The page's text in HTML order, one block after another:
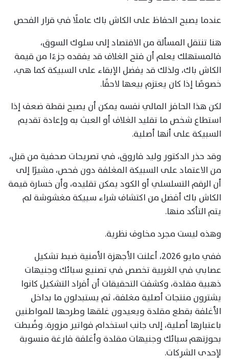
عندما يصبح الحفاظ على الكاش باك عاملًا في قرار الفحص
هنا تنتقل المسألة من الاقتصاد إلى سلوك السوق،
فالمستهلك يعلم أن فتح الغلاف قد يفقده جزءًا من قيمة
الكاش باك، ولذلك قد يفضل الإبقاء على السبيكة كما هي،
خصوصًا إذا كان يعتزم بيعها لاحقًا.
لكن هذا الحافز المالي نفسه يمكن أن يصبح نقطة ضعف إذا
استطاع شخص ما تقليد الغلاف أو العبث به وإعادة تقديم
السبيكة على أنها أصلية.
وقد حذر الدكتور وليد فاروق، في تصريحات صحفية من قبل،
من الاعتماد على السبيكة المغلفة دون فحص، مشيرًا إلى
أن الرقم التسلسلي أو الكود يمكن تقليده، وأن خسارة قيمة
الكاش باك أفضل من اكتشاف شراء سبيكة مغشوشة لم
يتم التأكد منها.
وهذه ليست مجرد مخاوف نظرية.
ففي مايو 2026، أعلنت الأجهزة الأمنية ضبط تشكيل
عصابي في الغربية تخصص في تصنيع سبائك وجنيهات
ذهبية مقلدة، وكشفت التحقيقات أن أفراد التشكيل كانوا
يشترون منتجات أصلية مغلفة، ثم يستبدلون ما بداخل
الأغلفة بقطع مقلدة ويعيدون غلقها وطرحها للمواطنين
باعتبارها أصلية، إلى جانب استخدام فواتير مزورة. وضُبطت
بحوزتهم سبائك وجنيهات مقلدة وأغلفة فارغة منسوبة
لإحدى الشركات.